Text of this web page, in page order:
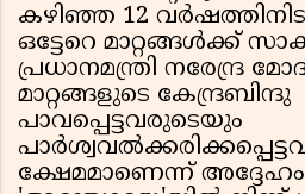
കഴിഞ്ഞ 12
ഒട്ടേറെ മാറ്റങ്ങൾക്ക്
പ്രധാനമന്ത്രി നരേന്ദ്ര
മാറ്റങ്ങളുടെ കേന്ദ്രബിന്ദു
പാവപ്പെട്ടവരുടെയും
ക്ഷേമമാണെന്ന് അദ്ദേഹം